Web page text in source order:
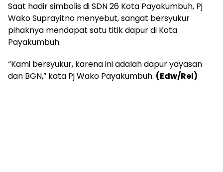
Saat hadir simbolis di SDN 26 Kota Payakumbuh, Pj
Wako Suprayitno menyebut, sangat bersyukur
pihaknya mendapat satu titik dapur di Kota
Payakumbuh.
“Kami bersyukur, karena ini adalah dapur yayasan
dan BGN,” kata Pj Wako Payakumbuh. (Edw/Rel)